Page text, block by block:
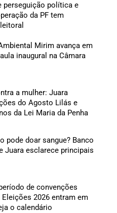
perseguição política e
da PF tem
Mirim avança em
inaugural na Câmara
a mulher: Juara
do Agosto Lilás e
da Lei Maria da Penha
pode doar sangue? Banco
Juara esclarece principais
de convenções
2026 entram em
o calendário